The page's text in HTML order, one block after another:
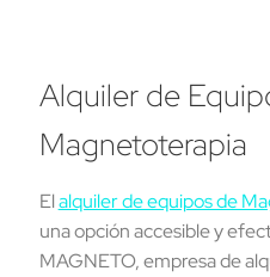
Alquiler de
Magnetoterapia
Elalquiler de equipos de
una opción accesible y
MAGNETO, empresa de